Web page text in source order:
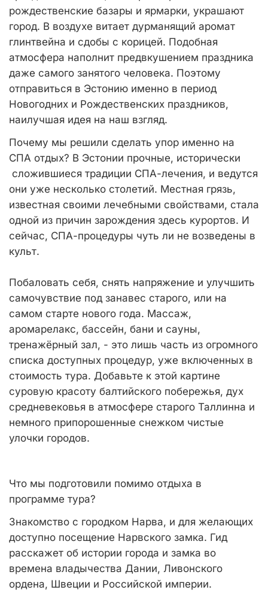
рождественские базары и ярмарки, украшают
город. В воздухе витает дурманящий аромат
глинтвейна и сдобы с корицей. Подобная
атмосфера наполнит предвкушением праздника
даже самого занятого человека. Поэтому
отправиться в Эстонию именно в период
Новогодних и Рождественских праздников,
наилучшая идея на наш взгляд.
Почему мы решили сделать упор именно на
СПА отдых? В Эстонии прочные, исторически
сложившиеся традиции СПА-лечения, и ведутся
они уже несколько столетий. Местная грязь,
известная своими лечебными свойствами, стала
одной из причин зарождения здесь курортов. И
сейчас, СПА-процедуры чуть ли не возведены в
культ.
Побаловать себя, снять напряжение и улучшить
самочувствие под занавес старого, или на
самом старте нового года. Массаж,
аромарелакс, бассейн, бани и сауны,
тренажёрный зал, - это лишь часть из огромного
списка доступных процедур, уже включенных в
стоимость тура. Добавьте к этой картине
суровую красоту балтийского побережья, дух
средневековья в атмосфере старого Таллинна и
немного припорошенные снежком чистые
улочки городов.
Что мы подготовили помимо отдыха в
программе тура?
Знакомство с городком Нарва, и для желающих
доступно посещение Нарвского замка. Гид
расскажет об истории города и замка во
времена владычества Дании, Ливонского
ордена, Швеции и Российской империи.